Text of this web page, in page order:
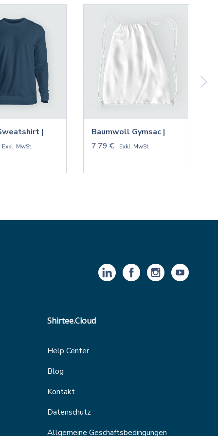
|
Exkl. MwSt.
Baumwoll Gymsac |
7.79 €
Exkl. MwSt.
Shirtee.Cloud
Help Center
Blog
Kontakt
Datenschutz
Allgemeine Geschäftsbedingungen